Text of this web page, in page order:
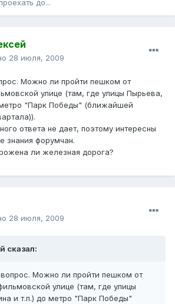
до...
28 июля, 2009
Можно ли пройти пешком от
улице (там, где улицы Пырьева,
метро "Парк Победы" (ближайшей
ответа не дает, поэтому интересны
знания форумчан.
ли железная дорога?
28 июля, 2009
сказал:
Можно ли пройти пешком от
улице (там, где улицы
и т.п.) до метро "Парк Победы"